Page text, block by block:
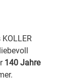
140 Jahre